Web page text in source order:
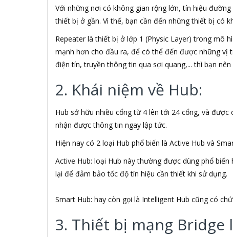
A & T
A4Tech
Aardvark
ABCNOVEL
Abel
Abo
Acatel
Acbel
Accer
ACCESS
Ace
ACE PLUS
ACGAM
ACME MADE
ACTIONTEC
ADATA
ADATA USA
Với những nơi có không gian rộng lớn, tín hiệu
thiết bị ở gần. Vì thế, bạn cần đến những thiết bị có
Repeater là thiết bị ở lớp 1 (Physic Layer) trong mô
mạnh hơn cho đầu ra, để có thể đến được những vị
điện tín, truyền thông tin qua sợi quang,... thì bạn nên
2. Khái niệm về Hub:
Hub sở hữu nhiều cổng từ 4 lên tới 24 cổng, và
nhận được thông tin ngay lập tức.
Hiện nay có 2 loại Hub phổ biến là Active Hub và
Active Hub: loại Hub này thường được dùng phổ
lại để đảm bảo tốc độ tín hiệu cần thiết khi sử dụng.
Smart Hub: hay còn gọi là Intelligent Hub cũng có
3. Thiết bị mạng Bridge